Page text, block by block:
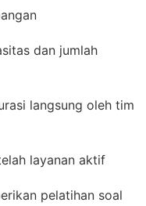
dan jumlah
langsung oleh tim
layanan aktif
pelatihan soal